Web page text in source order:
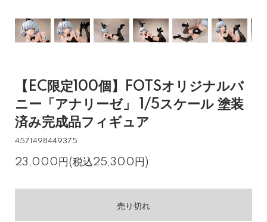
【EC限定100個】FOTSオリジナルバ
ニー「アナリーゼ」 1/5スケール 塗装
済み完成品フィギュア
4571498449375
23,000円(税込25,300円)
売り切れ